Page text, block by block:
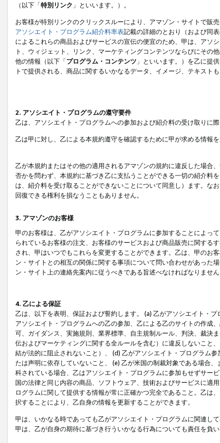
（以下「特別リンク 」といいます。）。
お客様が特別リンクのクリックスルーにより、アマゾン・サイトで販
アソシエイト・プログラム紹介料率表記載の詳細のとおり（および同
によるこれらの商品およびサービスの宣伝の便宜のため、甲は、アソ
ト、ウィジェット、リンク、マーケティングコンテンツならびにその
他の情報（以下「プログラム・コンテンツ 」といいます。）を乙に提
トで提供される、商品に関するいかなるデータ、イメージ、テキス
2. アソシエイト・プログラムの遵守要件
乙は、アソシエイト・プログラムへの参加および紹介料の受け取りに
乙は甲に対し、乙による本規約遵守を確認するために甲が求める情報
乙が本規約またはその他の適用されるアマゾンの規約に違反した場合
否かを問わず、本規約に基づき乙に支払うことができる一切の紹介料
は、紹介料を受け取ることができないことについて同意し）ます。な
回復できる権利を損なうこともありません。
3. アマゾンのお客様
甲のお客様は、乙がアソシエイト・プログラムに参加することによっ
られているお客様の注文、お客様のサービスおよび商品販売に関する
され、甲はいつでもこれらを変更することができます。乙は、甲のお
ン・サイトとの相互の関係に関する事項について問い合わせがあった
ン・サイト上の連絡先案内に従うべきである旨述べなければなりませ
4. 乙による保証
乙は、以下を表明、保証および誓約します。 (a) 乙がアソシエイト・
アソシエイト・プログラムへの乙の参加、乙による乙のサイトの作成
可、ガイダンス、実施規則、業界標準、自主規制ルール、判決、裁決
伝およびマーケティングに関する全ルールを含む）に違反しないこと
結が法的に阻止されないこと）、 (d) 乙がアソシエイト・プログラム
たは声明に依存していないこと、 (e) 乙が米国の制裁対象である場合
科されている場合、乙はアソシエイト・プログラムに参加もせずサー
国の法律と同じ内容の商品、ソフトウェア、技術およびサービスに適
ログラムに関して提供する情報が常に正確かつ完全であること。乙は
択することにより、乙自身の情報を更新することができます。
甲は、いかなる時であっても乙がアソシエイト・プログラムに関連し
甲は、乙が自身の期待に基づき行ういかなる行為についても責任を負